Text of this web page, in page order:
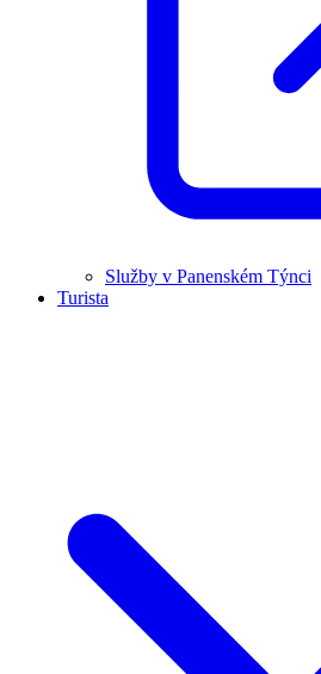
Služby v Panenském Týnci
Turista